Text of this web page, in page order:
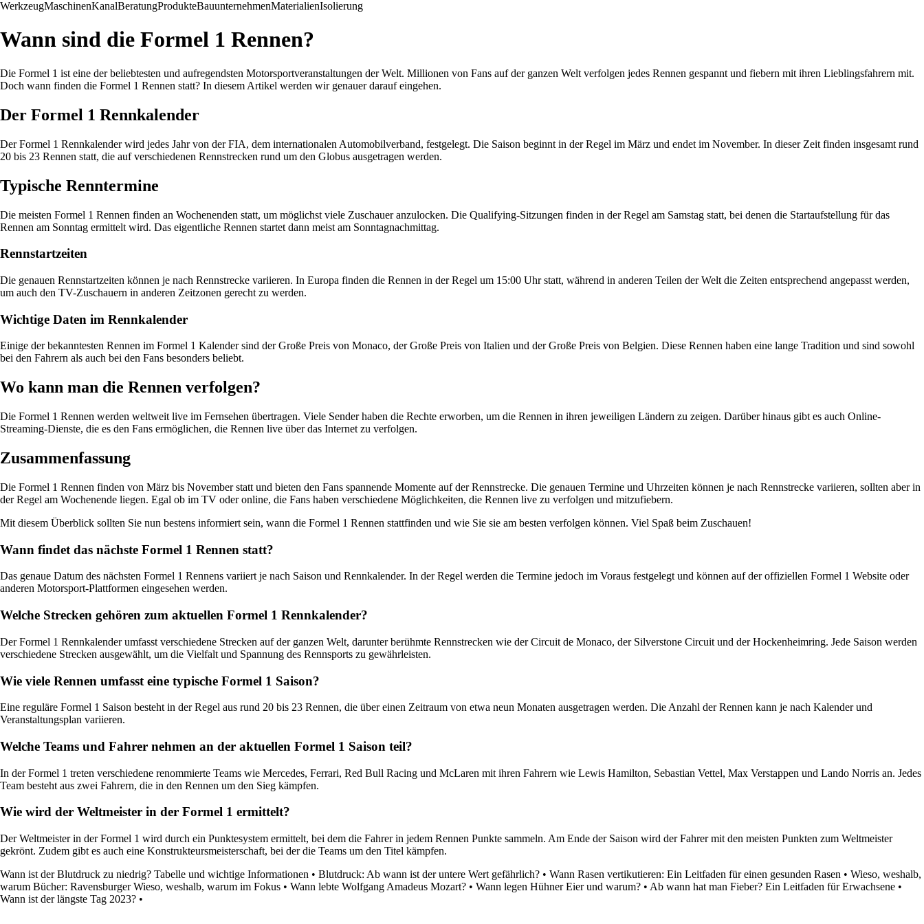
WerkzeugMaschinenKanalBeratungProdukteBauunternehmenMaterialienIsolierung
Wann sind die Formel 1 Rennen?
Die Formel 1 ist eine der beliebtesten und aufregendsten Motorsportveranstaltungen der Welt. Millionen von Fans auf der ganzen Welt verfolgen jedes Rennen gespannt und fiebern mit ihren Lieblingsfahrern mit.
Doch wann finden die Formel 1 Rennen statt? In diesem Artikel werden wir genauer darauf eingehen.
Der Formel 1 Rennkalender
Der Formel 1 Rennkalender wird jedes Jahr von der FIA, dem internationalen Automobilverband, festgelegt. Die Saison beginnt in der Regel im März und endet im November. In dieser Zeit finden insgesamt rund
20 bis 23 Rennen statt, die auf verschiedenen Rennstrecken rund um den Globus ausgetragen werden.
Typische Renntermine
Die meisten Formel 1 Rennen finden an Wochenenden statt, um möglichst viele Zuschauer anzulocken. Die Qualifying-Sitzungen finden in der Regel am Samstag statt, bei denen die Startaufstellung für das
Rennen am Sonntag ermittelt wird. Das eigentliche Rennen startet dann meist am Sonntagnachmittag.
Rennstartzeiten
Die genauen Rennstartzeiten können je nach Rennstrecke variieren. In Europa finden die Rennen in der Regel um 15:00 Uhr statt, während in anderen Teilen der Welt die Zeiten entsprechend angepasst werden,
um auch den TV-Zuschauern in anderen Zeitzonen gerecht zu werden.
Wichtige Daten im Rennkalender
Einige der bekanntesten Rennen im Formel 1 Kalender sind der Große Preis von Monaco, der Große Preis von Italien und der Große Preis von Belgien. Diese Rennen haben eine lange Tradition und sind sowohl
bei den Fahrern als auch bei den Fans besonders beliebt.
Wo kann man die Rennen verfolgen?
Die Formel 1 Rennen werden weltweit live im Fernsehen übertragen. Viele Sender haben die Rechte erworben, um die Rennen in ihren jeweiligen Ländern zu zeigen. Darüber hinaus gibt es auch Online-
Streaming-Dienste, die es den Fans ermöglichen, die Rennen live über das Internet zu verfolgen.
Zusammenfassung
Die Formel 1 Rennen finden von März bis November statt und bieten den Fans spannende Momente auf der Rennstrecke. Die genauen Termine und Uhrzeiten können je nach Rennstrecke variieren, sollten aber in
der Regel am Wochenende liegen. Egal ob im TV oder online, die Fans haben verschiedene Möglichkeiten, die Rennen live zu verfolgen und mitzufiebern.
Mit diesem Überblick sollten Sie nun bestens informiert sein, wann die Formel 1 Rennen stattfinden und wie Sie sie am besten verfolgen können. Viel Spaß beim Zuschauen!
Wann findet das nächste Formel 1 Rennen statt?
Das genaue Datum des nächsten Formel 1 Rennens variiert je nach Saison und Rennkalender. In der Regel werden die Termine jedoch im Voraus festgelegt und können auf der offiziellen Formel 1 Website oder
anderen Motorsport-Plattformen eingesehen werden.
Welche Strecken gehören zum aktuellen Formel 1 Rennkalender?
Der Formel 1 Rennkalender umfasst verschiedene Strecken auf der ganzen Welt, darunter berühmte Rennstrecken wie der Circuit de Monaco, der Silverstone Circuit und der Hockenheimring. Jede Saison werden
verschiedene Strecken ausgewählt, um die Vielfalt und Spannung des Rennsports zu gewährleisten.
Wie viele Rennen umfasst eine typische Formel 1 Saison?
Eine reguläre Formel 1 Saison besteht in der Regel aus rund 20 bis 23 Rennen, die über einen Zeitraum von etwa neun Monaten ausgetragen werden. Die Anzahl der Rennen kann je nach Kalender und
Veranstaltungsplan variieren.
Welche Teams und Fahrer nehmen an der aktuellen Formel 1 Saison teil?
In der Formel 1 treten verschiedene renommierte Teams wie Mercedes, Ferrari, Red Bull Racing und McLaren mit ihren Fahrern wie Lewis Hamilton, Sebastian Vettel, Max Verstappen und Lando Norris an. Jedes
Team besteht aus zwei Fahrern, die in den Rennen um den Sieg kämpfen.
Wie wird der Weltmeister in der Formel 1 ermittelt?
Der Weltmeister in der Formel 1 wird durch ein Punktesystem ermittelt, bei dem die Fahrer in jedem Rennen Punkte sammeln. Am Ende der Saison wird der Fahrer mit den meisten Punkten zum Weltmeister
gekrönt. Zudem gibt es auch eine Konstrukteursmeisterschaft, bei der die Teams um den Titel kämpfen.
Wann ist der Blutdruck zu niedrig? Tabelle und wichtige Informationen • Blutdruck: Ab wann ist der untere Wert gefährlich? • Wann Rasen vertikutieren: Ein Leitfaden für einen gesunden Rasen • Wieso, weshalb,
warum Bücher: Ravensburger Wieso, weshalb, warum im Fokus • Wann lebte Wolfgang Amadeus Mozart? • Wann legen Hühner Eier und warum? • Ab wann hat man Fieber? Ein Leitfaden für Erwachsene •
Wann ist der längste Tag 2023? •